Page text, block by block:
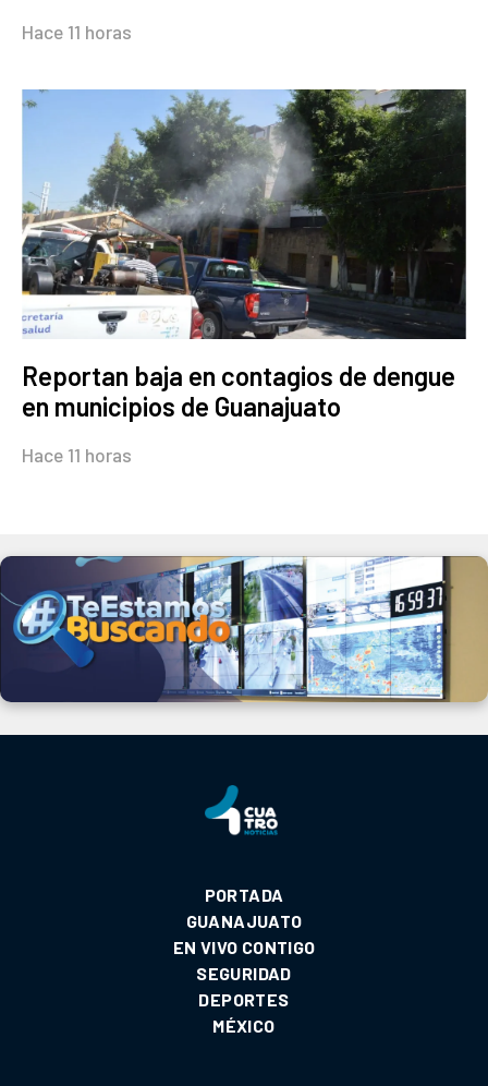
Hace 11 horas
Reportan baja en contagios de dengue
en municipios de Guanajuato
Hace 11 horas
PORTADA
GUANAJUATO
EN VIVO CONTIGO
SEGURIDAD
DEPORTES
MÉXICO